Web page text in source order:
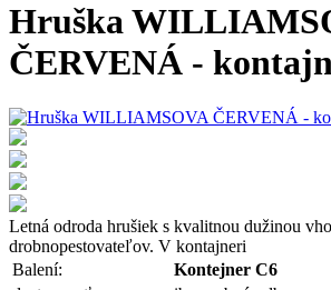
Hruška
ČERVENÁ -
Letná odroda hrušiek s kvalitnou dužinou
drobnopestovateľov. V kontajneri
Balení:
Kontejner C6